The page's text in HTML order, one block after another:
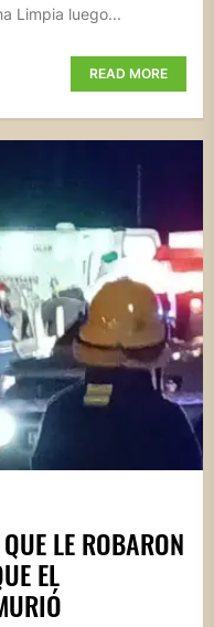
Limpia luego...
READ MORE
LE ROBARON
EL